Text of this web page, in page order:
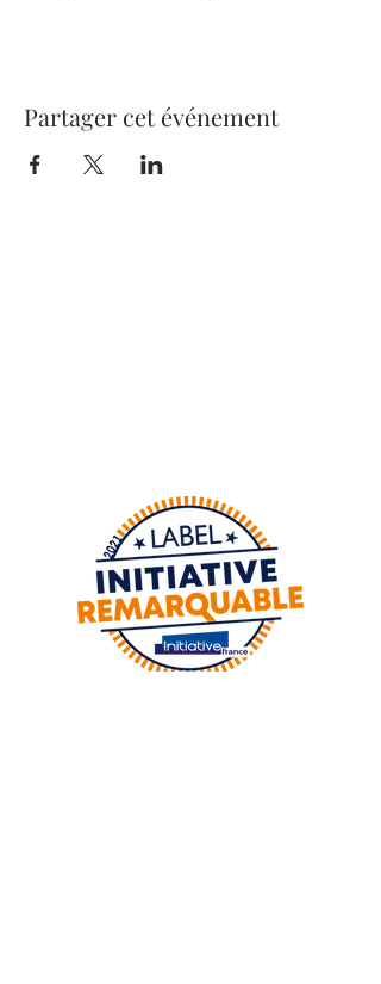
Partager cet événement